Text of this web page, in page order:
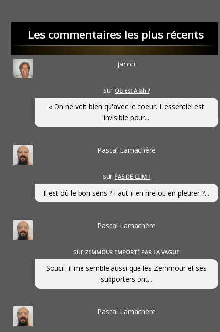
Les commentaires les plus récents
jacou
sur Où est Allah ?
« On ne voit bien qu'avec le coeur. L'essentiel est
invisible pour...
Pascal Lamachère
sur PAS DE CLIM !
Il est où le bon sens ? Faut-il en rire ou en pleurer ?...
Pascal Lamachère
sur ZEMMOUR EMPORTÉ PAR LA VAGUE
Souci : il me semble aussi que les Zemmour et ses
supporters ont...
Pascal Lamachère